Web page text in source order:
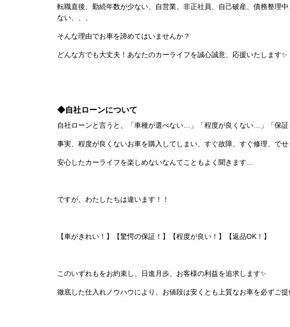
転職直後、勤続年数が少ない、自営業、非正社員、自己破産、債務整理
ない、、、
そんな理由でお車を諦めてはいませんか？
どんな方でも大丈夫！あなたのカーライフを誠心誠意、応援いたします✨
◆自社ローンについて
自社ローンと言うと、「車種が選べない…」「程度が良くない…」「保
事実、程度が良くないお車を購入してしまい、すぐ故障、すぐ修理、で
安心したカーライフを楽しめないなんてこともよく聞きます…
ですが、わたしたちは違います！！
【車がきれい！】【驚愕の保証！】【程度が良い！】【返品OK！】
このいずれもをお約束し、日進月歩、お客様の利益を追求します✨
徹底した仕入れノウハウにより、お値段は安くとも上質なお車を必ずご提